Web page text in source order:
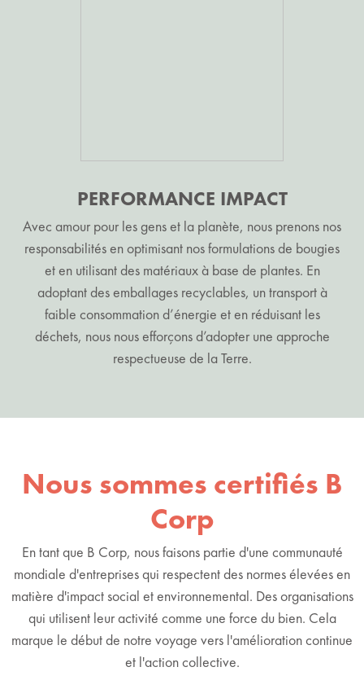
PERFORMANCE IMPACT
Avec amour pour les gens et la planète, nous prenons nos
responsabilités en optimisant nos formulations de bougies
et en utilisant des matériaux à base de plantes. En
adoptant des emballages recyclables, un transport à
faible consommation d’énergie et en réduisant les
déchets, nous nous efforçons d’adopter une approche
respectueuse de la Terre.
Nous sommes certifiés B
Corp
En tant que B Corp, nous faisons partie d'une communauté
mondiale d'entreprises qui respectent des normes élevées en
matière d'impact social et environnemental. Des organisations
qui utilisent leur activité comme une force du bien. Cela
marque le début de notre voyage vers l'amélioration continue
et l'action collective.